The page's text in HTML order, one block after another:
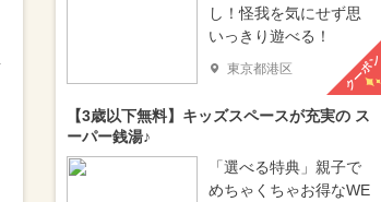
し！怪我を気にせず思
いっきり遊べる！
東京都港区 クーポン
【3歳以下無料】キッズスペースが充実の ス
ーパー銭湯♪
「選べる特典」親子で
めちゃくちゃお得なWE